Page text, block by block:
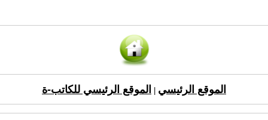
الموقع الرئيسي الموقع الرئيسي للكاتب-ة